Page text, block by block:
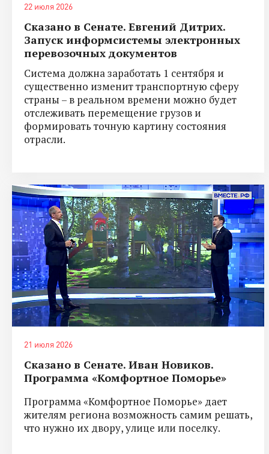
22 июля 2026
Сказано в Сенате. Евгений Дитрих.
Запуск информсистемы электронных
перевозочных документов
Система должна заработать 1 сентября и
существенно изменит транспортную сферу
страны – в реальном времени можно будет
отслеживать перемещение грузов и
формировать точную картину состояния
отрасли.
21 июля 2026
Сказано в Сенате. Иван Новиков.
Программа «Комфортное Поморье»
Программа «Комфортное Поморье» дает
жителям региона возможность самим решать,
что нужно их двору, улице или поселку.